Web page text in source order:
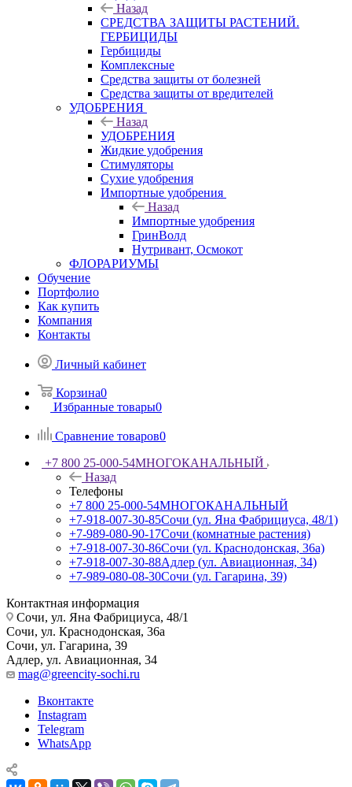
Назад
СРЕДСТВА ЗАЩИТЫ РАСТЕНИЙ.
ГЕРБИЦИДЫ
Гербициды
Комплексные
Средства защиты от болезней
Средства защиты от вредителей
УДОБРЕНИЯ
Назад
УДОБРЕНИЯ
Жидкие удобрения
Стимуляторы
Сухие удобрения
Импортные удобрения
Назад
Импортные удобрения
ГринВолд
Нутривант, Осмокот
ФЛОРАРИУМЫ
Обучение
Портфолио
Как купить
Компания
Контакты
Личный кабинет
Корзина0
Избранные товары0
Сравнение товаров0
+7 800 25-000-54МНОГОКАНАЛЬНЫЙ
Назад
Телефоны
+7 800 25-000-54МНОГОКАНАЛЬНЫЙ
+7-918-007-30-85Сочи (ул. Яна Фабрициуса, 48/1)
+7-989-080-90-17Сочи (комнатные растения)
+7-918-007-30-86Сочи (ул. Краснодонская, 36а)
+7-918-007-30-88Адлер (ул. Авиационная, 34)
+7-989-080-08-30Сочи (ул. Гагарина, 39)
Контактная информация
Сочи, ул. Яна Фабрициуса, 48/1
Сочи, ул. Краснодонская, 36а
Сочи, ул. Гагарина, 39
Адлер, ул. Авиационная, 34
mag@greencity-sochi.ru
Вконтакте
Instagram
Telegram
WhatsApp